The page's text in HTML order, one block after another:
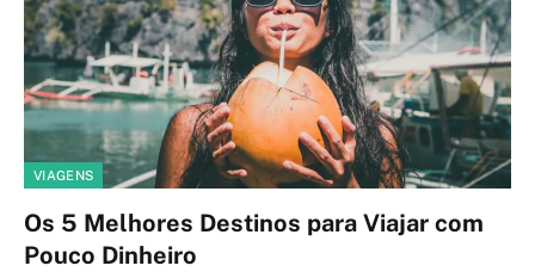
VIAGENS
Os 5 Melhores Destinos para Viajar com
Pouco Dinheiro